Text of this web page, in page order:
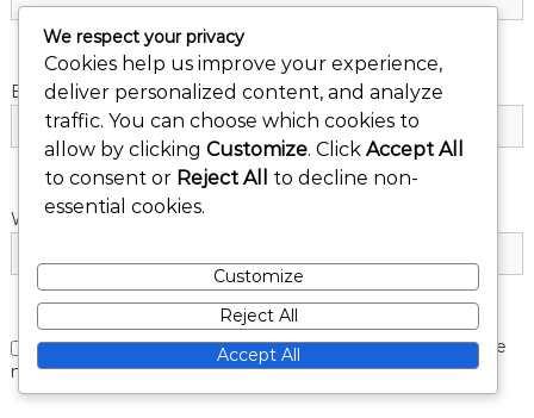
Email*
Website
Save my name, email, and website in this browser for the
next time I comment.
We respect your privacy
Cookies help us improve your experience,
deliver personalized content, and analyze
traffic. You can choose which cookies to
allow by clicking Customize. Click Accept All
to consent or Reject All
to decline non-
essential cookies.
Customize
Reject All
Accept All